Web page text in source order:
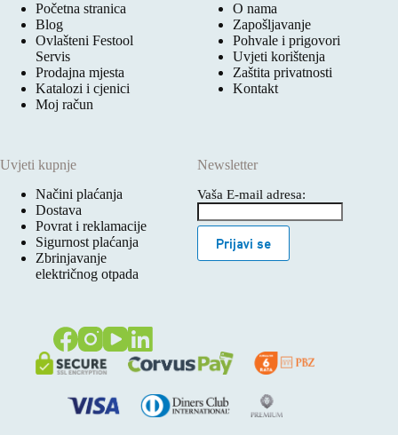
Početna stranica
Blog
Ovlašteni Festool
Servis
Prodajna mjesta
Katalozi i cjenici
Moj račun
O nama
Zapošljavanje
Pohvale i prigovori
Uvjeti korištenja
Zaštita privatnosti
Kontakt
Uvjeti kupnje
Načini plaćanja
Dostava
Povrat i reklamacije
Sigurnost plaćanja
Zbrinjavanje
električnog otpada
Newsletter
Vaša E-mail adresa:
Prijavi se